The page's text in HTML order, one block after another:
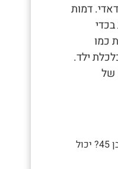
דמות
כמו
ילד.
של
- "ראית שהחדש של אורטל בן 45? יכול